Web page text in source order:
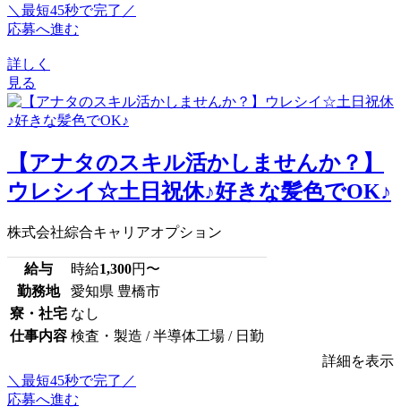
＼最短45秒で完了／
応募へ進む
詳しく
見る
【アナタのスキル活かしませんか？】
ウレシイ☆土日祝休♪好きな髪色でOK♪
株式会社綜合キャリアオプション
給与 時給1,300円〜
勤務地
愛知県 豊橋市
寮・社宅 なし
仕事内容 検査・製造 / 半導体工場 / 日勤
詳細を表示
＼最短45秒で完了／
応募へ進む